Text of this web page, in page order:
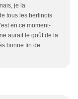
je la
tous les berlinois
en ce moment-
aurait le goût de la
bonne fin de